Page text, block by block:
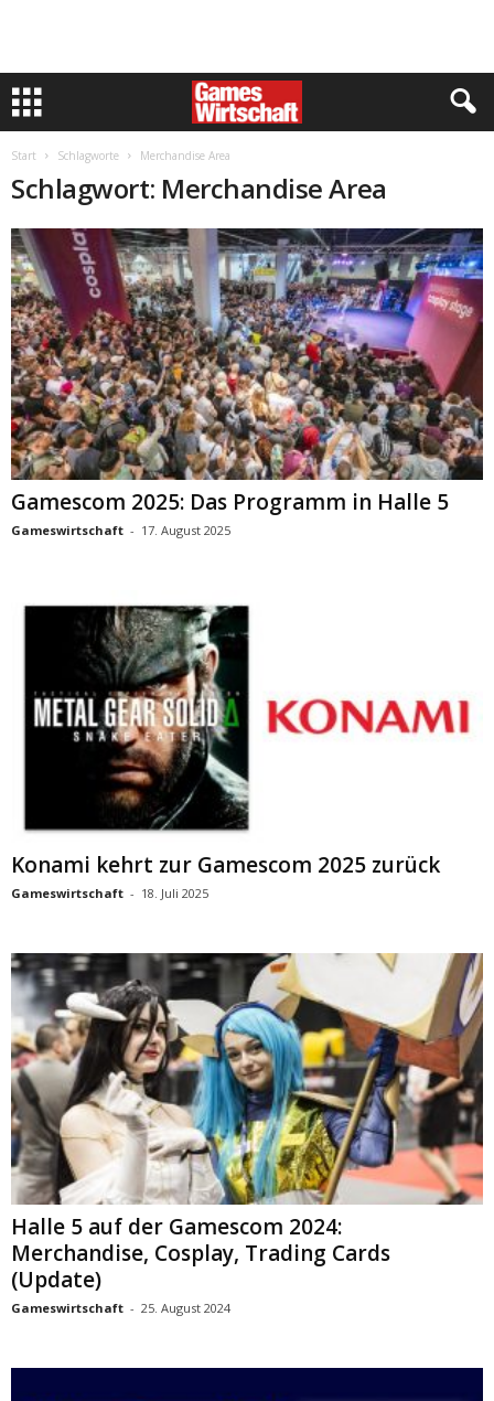
Start Schlagworte Merchandise Area
Schlagwort: Merchandise Area
Gamescom 2025: Das Programm in Halle 5
Gameswirtschaft - 17. August 2025
Konami kehrt zur Gamescom 2025 zurück
Gameswirtschaft - 18. Juli 2025
Halle 5 auf der Gamescom 2024:
Merchandise, Cosplay, Trading Cards
(Update)
Gameswirtschaft - 25. August 2024